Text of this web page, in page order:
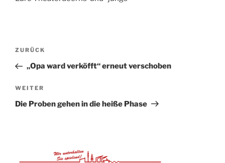
Beitragsnavigation
Vorheriger
Beitrag
ZURÜCK
„Opa ward verköfft“ erneut verschoben
Nächster
Beitrag
WEITER
Die Proben gehen in die heiße Phase